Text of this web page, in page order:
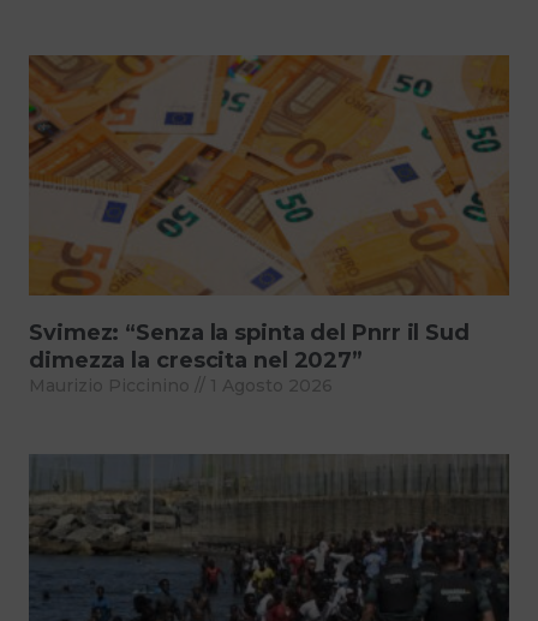
Svimez: “Senza la spinta del Pnrr il Sud
dimezza la crescita nel 2027”
Maurizio Piccinino 1 Agosto 2026